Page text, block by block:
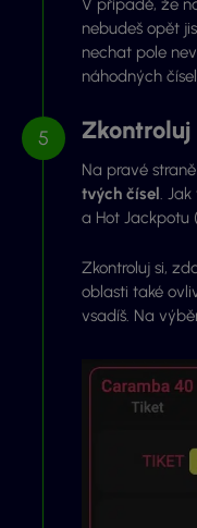
V případě, že
nebudeš opět
nechat pole
náhodných
Zkontroluj
Na pravé
tvých čísel.
a Hot Jackpotu
Zkontroluj si,
oblasti také
vsadíš. Na